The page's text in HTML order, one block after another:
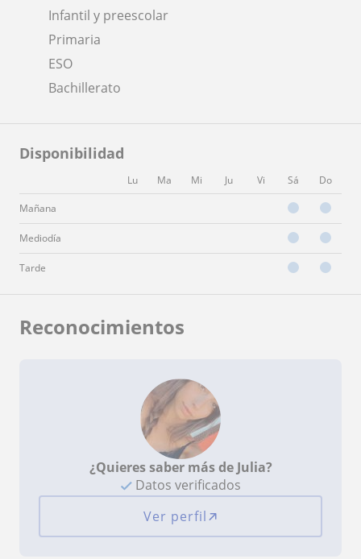
Infantil y preescolar
Primaria
ESO
Bachillerato
Disponibilidad
Lu Ma Mi Ju Vi Sá Do
Mañana
Mediodía
Tarde
Reconocimientos
¿Quieres saber más de Julia?
Datos verificados
Ver perfil